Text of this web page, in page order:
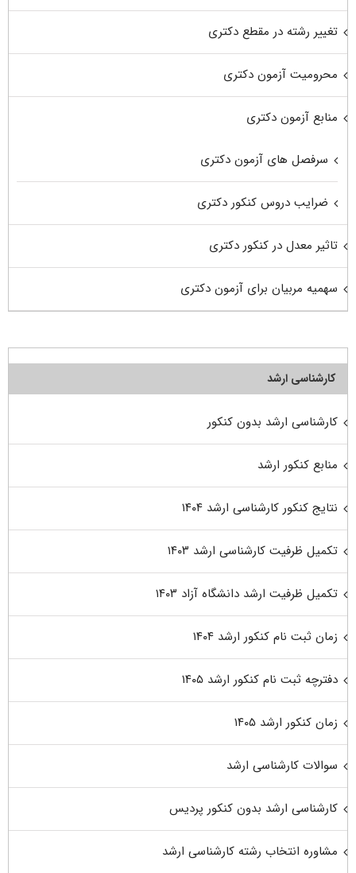
تغییر رشته در مقطع دکتری
محرومیت آزمون دکتری
منابع آزمون دکتری
سرفصل های آزمون دکتری
ضرایب دروس کنکور دکتری
تاثیر معدل در کنکور دکتری
سهمیه مربیان برای آزمون دکتری
کارشناسی ارشد
کارشناسی ارشد بدون کنکور
منابع کنکور ارشد
نتایج کنکور کارشناسی ارشد ۱۴۰۴
تکمیل ظرفیت کارشناسی ارشد ۱۴۰۳
تکمیل ظرفیت ارشد دانشگاه آزاد ۱۴۰۳
زمان ثبت نام کنکور ارشد ۱۴۰۴
دفترچه ثبت نام کنکور ارشد ۱۴۰۵
زمان کنکور ارشد ۱۴۰۵
سوالات کارشناسی ارشد
کارشناسی ارشد بدون کنکور پردیس
مشاوره انتخاب رشته کارشناسی ارشد